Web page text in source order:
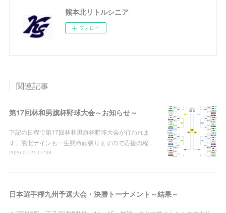
熊本北リトルシニア
フォロー
関連記事
第17回林和男旗杯野球大会～お知らせ～
下記の日程で第17回林和男旗杯野球大会が行われま
す。熊北ナインも一生懸命頑張りますので応援の程…
2026.07.21 07:38
日本選手権九州予選大会・決勝トーナメント～結果～